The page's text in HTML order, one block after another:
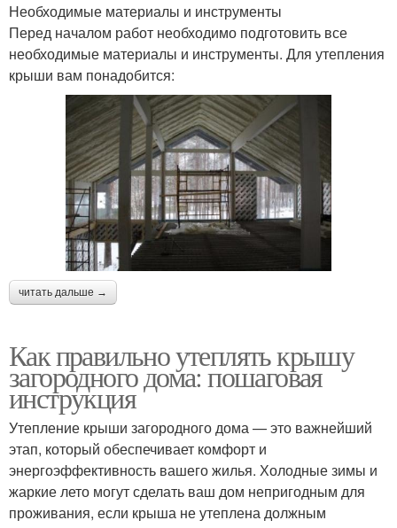
Необходимые материалы и инструменты
Перед началом работ необходимо подготовить все
необходимые материалы и инструменты. Для утепления
крыши вам понадобится:
читать дальше →
Как правильно утеплять крышу
загородного дома: пошаговая
инструкция
Утепление крыши загородного дома — это важнейший
этап, который обеспечивает комфорт и
энергоэффективность вашего жилья. Холодные зимы и
жаркие лето могут сделать ваш дом непригодным для
проживания, если крыша не утеплена должным